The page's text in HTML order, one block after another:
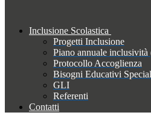
Inclusione Scolastica
Progetti Inclusione
Piano annuale
Protocollo Accoglienza
Bisogni Educativi
GLI
Referenti
Contatti